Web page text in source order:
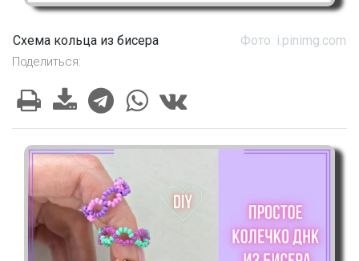
Схема кольца из бисера Фото: i.pinimg.com
Поделиться: